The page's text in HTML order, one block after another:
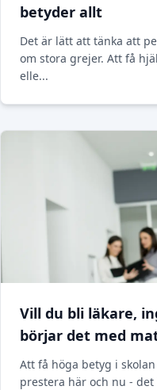
betyder allt
Det är lätt att tänka att
om stora grejer. Att få
elle...
Vill du bli läkare,
börjar det med
Att få höga betyg i
prestera här och nu -